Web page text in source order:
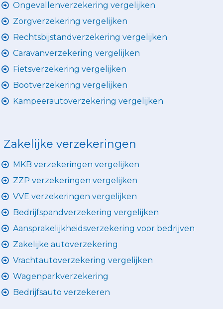
Ongevallenverzekering vergelijken
Zorgverzekering vergelijken
Rechtsbijstandverzekering vergelijken
Caravanverzekering vergelijken
Fietsverzekering vergelijken
Bootverzekering vergelijken
Kampeerautoverzekering vergelijken
Zakelijke verzekeringen
MKB verzekeringen vergelijken
ZZP verzekeringen vergelijken
VVE verzekeringen vergelijken
Bedrijfspandverzekering vergelijken
Aansprakelijkheidsverzekering voor bedrijven
Zakelijke autoverzekering
Vrachtautoverzekering vergelijken
Wagenparkverzekering
Bedrijfsauto verzekeren